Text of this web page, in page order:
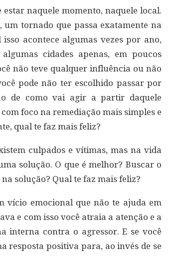
naquele momento, naquele local.
tornado que passa exatamente na
acontece algumas vezes por ano,
cidades apenas, em poucos
não teve qualquer influência ou não
pode não ter escolhido passar por
de como vai agir a partir daquele
foco na remediação mais simples e
qual te faz mais feliz?
culpados e vítimas, mas na vida
solução. O que é melhor? Buscar o
solução? Qual te faz mais feliz?
vício emocional que não te ajuda em
e com isso você atraia a atenção e a
interna contra o agressor. E se você
resposta positiva para, ao invés de se